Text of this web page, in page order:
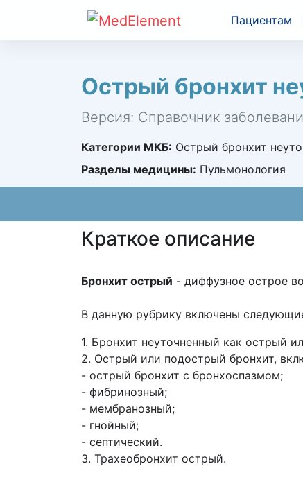
Пациентам
Острый бронхит
Версия: Справочник
Категории МКБ: Острый бронхит
Разделы медицины: Пульмонология
Краткое описание
Бронхит острый - диффузное острое
В данную рубрику включены
1. Бронхит неуточненный как острый
2. Острый или подострый бронхит,
- острый бронхит с бронхоспазмом;
- фибринозный;
- мембранозный;
- гнойный;
- септический.
3. Трахеобронхит острый.